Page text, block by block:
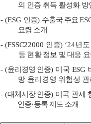
의 인증 취득 활성화 방
- (ESG 인증) 수출국 주요
요령 소개
- (FSSC22000 인증) ‘24년
등 현황 정보 및 대응
- (윤리경영 인증) 미국 ESG
망 윤리경영 위험성
- (대체시장 인증) 미국 관세
인증·등록 제도 소개